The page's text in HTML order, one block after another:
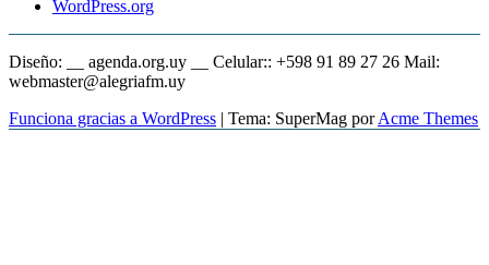
WordPress.org
Diseño: __ agenda.org.uy __ Celular:: +598 91 89 27 26 Mail:
webmaster@alegriafm.uy
Funciona gracias a WordPress | Tema: SuperMag porAcme Themes